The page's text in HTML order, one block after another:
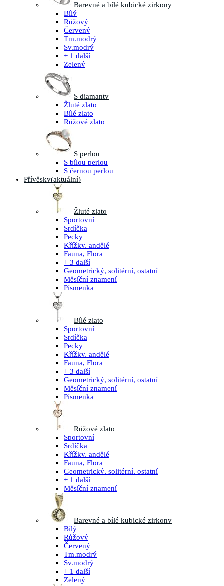
Barevné a bílé kubické zirkony
Bílý
Růžový
Červený
Tm.modrý
Sv.modrý
+ 1 další
Zelený
S diamanty
Žluté zlato
Bílé zlato
Růžové zlato
S perlou
S bílou perlou
S černou perlou
Přívěsky(aktuální)
Žluté zlato
Sportovní
Srdíčka
Pecky
Křížky, andělé
Fauna, Flora
+ 3 další
Geometrický, solitérní, ostatní
Měsíční znamení
Písmenka
Bílé zlato
Sportovní
Srdíčka
Pecky
Křížky, andělé
Fauna, Flora
+ 3 další
Geometrický, solitérní, ostatní
Měsíční znamení
Písmenka
Růžové zlato
Sportovní
Srdíčka
Křížky, andělé
Fauna, Flora
Geometrický, solitérní, ostatní
+ 1 další
Měsíční znamení
Barevné a bílé kubické zirkony
Bílý
Růžový
Červený
Tm.modrý
Sv.modrý
+ 1 další
Zelený